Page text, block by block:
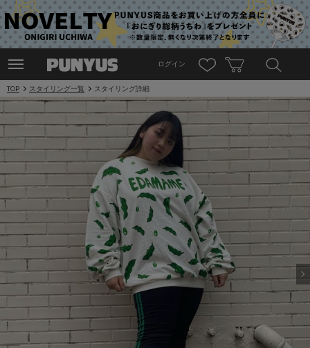
ログイン
TOP スタイリング一覧 スタイリング詳細